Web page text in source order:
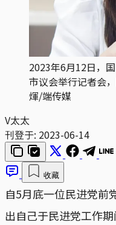
2023年6月12日，
市议会举行记者会
煇/端传媒
V太太
刊登于: 2023-06-14
收藏
自5月底一位民进党前
出自己于民进党工作